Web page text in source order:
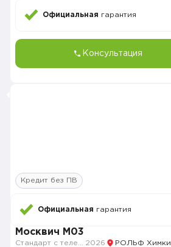
Официальная гарантия
Консультация
Кредит без ПВ
Официальная гарантия
Москвич M03
2026 РОЛЬФ Химки